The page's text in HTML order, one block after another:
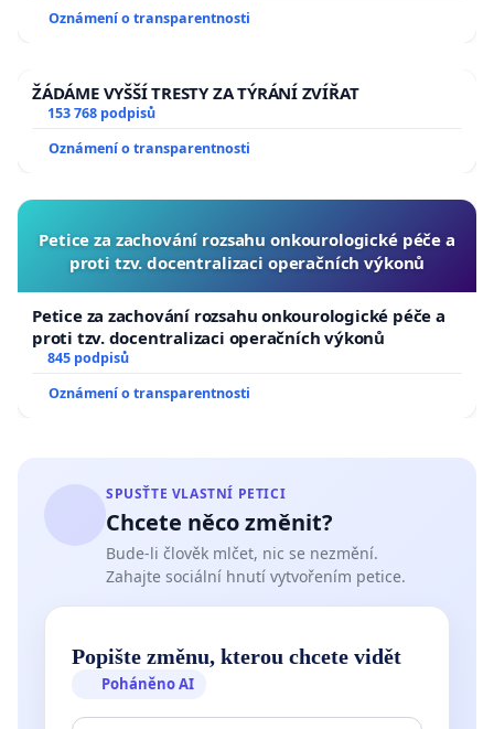
Oznámení o transparentnosti
ŽÁDÁME VYŠŠÍ TRESTY ZA TÝRÁNÍ ZVÍŘAT
153 768 podpisů
Oznámení o transparentnosti
Petice za zachování rozsahu onkourologické péče a
proti tzv. docentralizaci operačních výkonů
Petice za zachování rozsahu onkourologické péče a
proti tzv. docentralizaci operačních výkonů
845 podpisů
Oznámení o transparentnosti
SPUSŤTE VLASTNÍ PETICI
Chcete něco změnit?
Bude-li člověk mlčet, nic se nezmění.
Zahajte sociální hnutí vytvořením petice.
Popište změnu, kterou chcete vidět
Poháněno AI